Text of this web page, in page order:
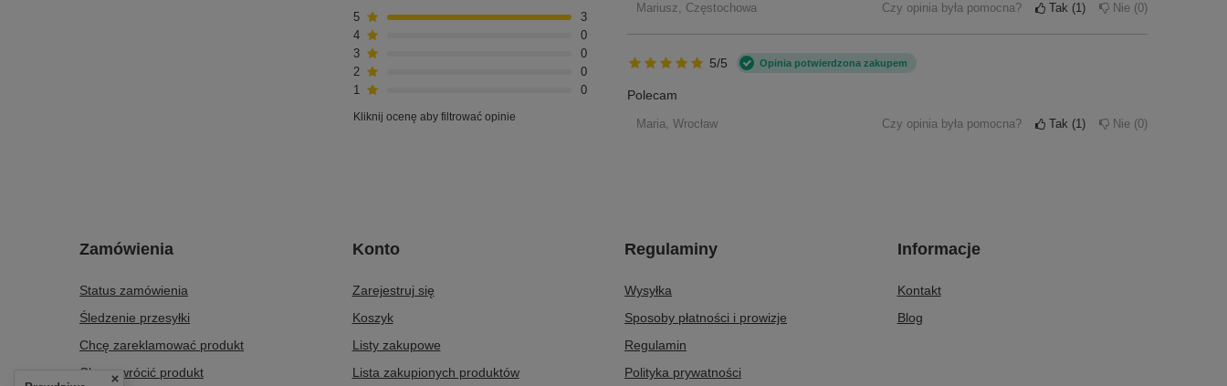
5
3
4
0
3
0
2
0
1
0
Kliknij ocenę aby filtrować opinie
Mariusz, Częstochowa Czy opinia była pomocna? Tak 1 Nie 0
5/5 Opinia potwierdzona zakupem
Polecam
Maria, Wrocław Czy opinia była pomocna? Tak 1 Nie 0
Zamówienia
Status zamówienia
Śledzenie przesyłki
Chcę zareklamować produkt
Chcę zwrócić produkt
Konto
Zarejestruj się
Koszyk
Listy zakupowe
Lista zakupionych produktów
Regulaminy
Wysyłka
Sposoby płatności i prowizje
Regulamin
Polityka prywatności
Informacje
Kontakt
Blog